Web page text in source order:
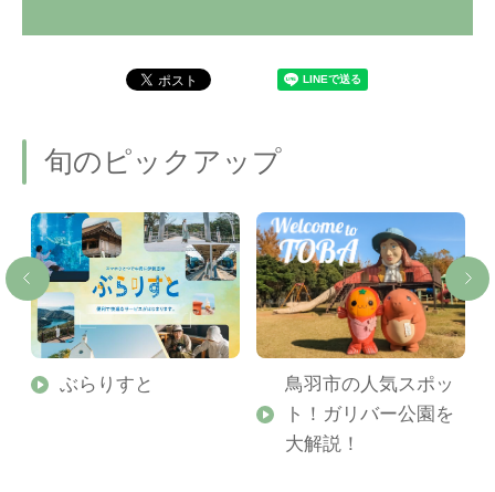
旬のピックアップ
ぶらりすと
鳥羽市の人気スポッ
ト！ガリバー公園を
大解説！